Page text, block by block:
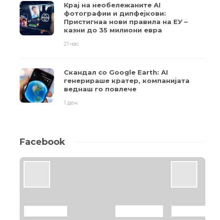
Крај на необележаните AI
фотографии и дипфејкови:
Пристигнаа нови правила на ЕУ –
казни до 35 милиони евра
21 час
Скандал со Google Earth: AI
генерираше кратер, компанијата
веднаш го повлече
1 ден
Facebook